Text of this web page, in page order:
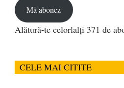
Mă abonez
Alătură-te celorlalți 371 de
CELE MAI CITITE